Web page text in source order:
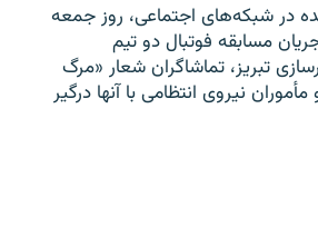
در شبکه‌های اجتماعی، روز جمعه
مسابقه فوتبال دو تیم
تبریز، تماشاگران شعار «مرگ
نیروی انتظامی با آنها درگیر